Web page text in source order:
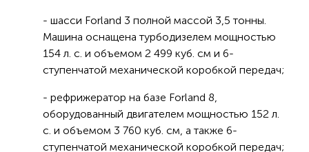
- шасси Forland 3 полной массой 3,5 тонны.
Машина оснащена турбодизелем мощностью
154 л. с. и объемом 2 499 куб. см и 6-
ступенчатой механической коробкой передач;
- рефрижератор на базе Forland 8,
оборудованный двигателем мощностью 152 л.
с. и объемом 3 760 куб. см, а также 6-
ступенчатой механической коробкой передач;